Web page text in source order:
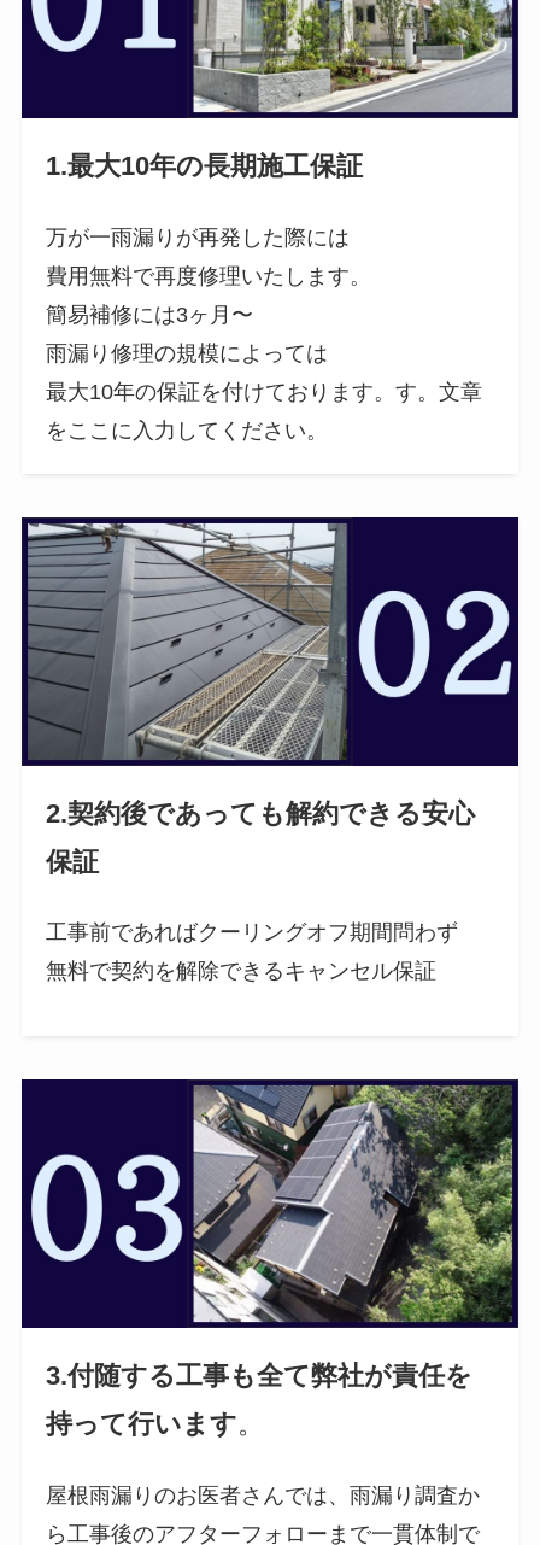
1.最大10年の長期施工保証
万が一雨漏りが再発した際には
費用無料で再度修理いたします。
簡易補修には3ヶ月〜
雨漏り修理の規模によっては
最大10年の保証を付けております。す。文章
をここに入力してください。
2.契約後であっても解約できる安心
保証
工事前であればクーリングオフ期間問わず
無料で契約を解除できるキャンセル保証
3.付随する工事も全て弊社が責任を
持って行います。
屋根雨漏りのお医者さんでは、雨漏り調査か
ら工事後のアフターフォローまで一貫体制で